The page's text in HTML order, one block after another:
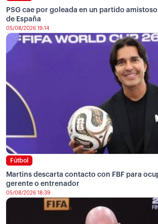
PSG cae por goleada en un partido
de España
05/08/2026 19:14
Fútbol
Martins descarta contacto con FBF para
gerente o entrenador
05/08/2026 18:39